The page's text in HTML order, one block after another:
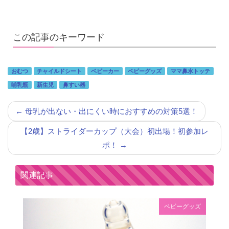
この記事のキーワード
おむつ チャイルドシート ベビーカー ベビーグッズ ママ鼻水トッテ
哺乳瓶 新生児 鼻すい器
← 母乳が出ない・出にくい時におすすめの対策5選！
【2歳】ストライダーカップ（大会）初出場！初参加レ
ポ！
→
関連記事
ベビーグッズ